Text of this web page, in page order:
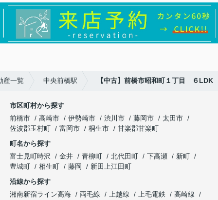
産一覧 中央前橋駅 【中古】前橋市昭和町１丁目 ６LDK
市区町村から探す
前橋市
高崎市 伊勢崎市 渋川市 藤岡市
太田市
佐波郡玉村町
富岡市 桐生市
甘楽郡甘楽町
町名から探す
富士見町時沢
金井 青柳町 北代田町 下高瀬
新町
豊城町
相生町 藤岡
新田上江田町
沿線から探す
湘南新宿ライン高海
両毛線 上越線 上毛電鉄
高崎線